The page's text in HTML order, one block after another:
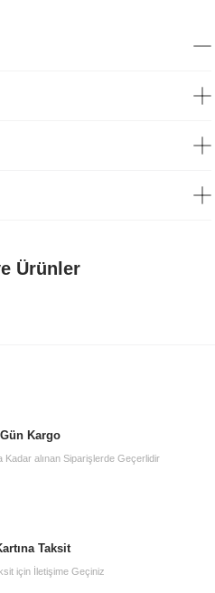
Ürünler
Kargo
alınan Siparişlerde Geçerlidir
Taksit
için İletişime Geçiniz